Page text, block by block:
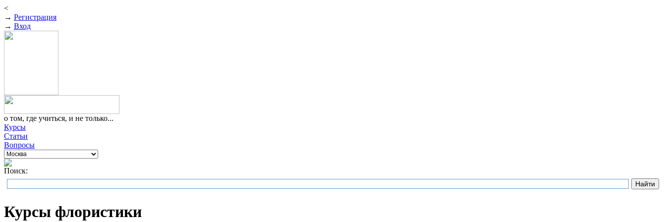
<
→ Регистрация
→ Вход
о том, где учиться, и не только...
Курсы
Статьи
Вопросы
Поиск:
Курсы флористики